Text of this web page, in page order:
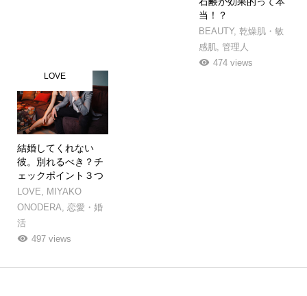
当！？
BEAUTY,乾燥肌・敏
感肌,管理人
474 views
結婚してくれない
彼。別れるべき？チ
ェックポイント３つ
LOVE
MIYAKO
ONODERA 恋愛・婚
活
497 views
LOVE